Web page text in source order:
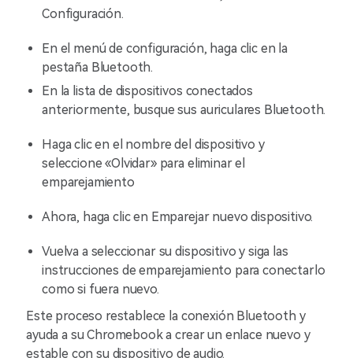
Configuración.
En el menú de configuración, haga clic en la
pestaña Bluetooth.
En la lista de dispositivos conectados
anteriormente, busque sus auriculares Bluetooth.
Haga clic en el nombre del dispositivo y
seleccione «Olvidar» para eliminar el
emparejamiento
Ahora, haga clic en Emparejar nuevo dispositivo.
Vuelva a seleccionar su dispositivo y siga las
instrucciones de emparejamiento para conectarlo
como si fuera nuevo.
Este proceso restablece la conexión Bluetooth y
ayuda a su Chromebook a crear un enlace nuevo y
estable con su dispositivo de audio.